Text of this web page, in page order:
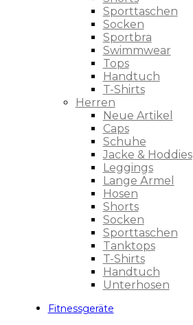
Sporttaschen
Socken
Sportbra
Swimmwear
Tops
Handtuch
T-Shirts
Herren
Neue Artikel
Caps
Schuhe
Jacke & Hoddies
Leggings
Lange Ärmel
Hosen
Shorts
Socken
Sporttaschen
Tanktops
T-Shirts
Handtuch
Unterhosen
Fitnessgeräte